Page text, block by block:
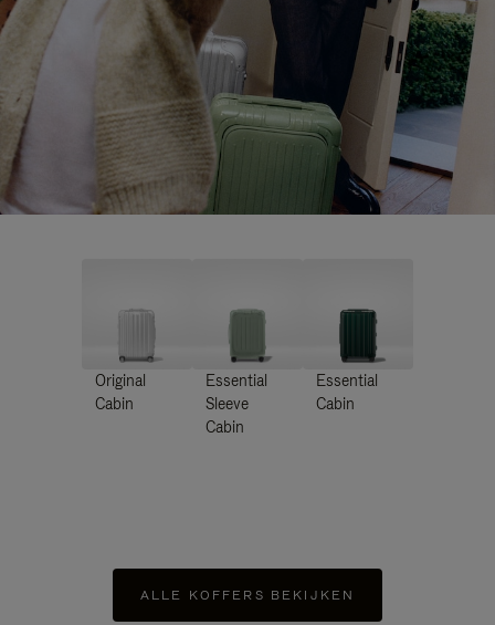
Original
Cabin
Essential
Sleeve
Cabin
Essential
Cabin
ALLE KOFFERS BEKIJKEN